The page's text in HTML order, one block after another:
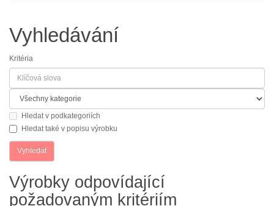
Vyhledávání
Kritéria
Hledat v podkategoriích
Hledat také v popisu výrobku
Výrobky odpovídající
požadovaným kritériím